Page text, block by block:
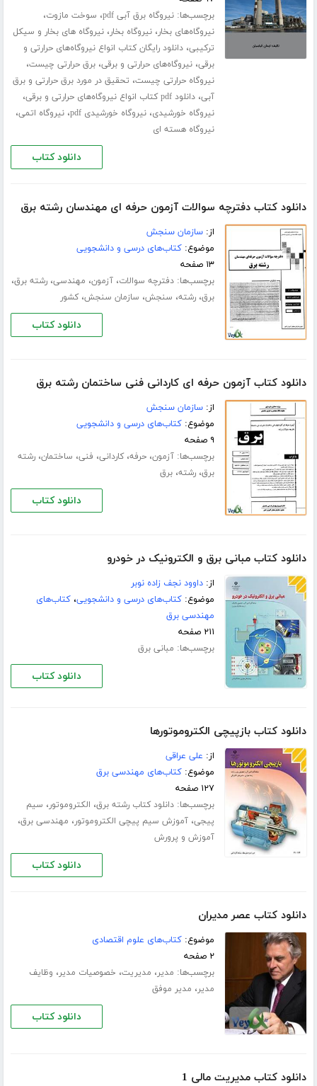
برچسب‌ها:نیروگاه برق آبی pdf ، سوخت مازوت،
نیروگاه‌های بخار،نیروگاه بخار،نیروگاه های بخار و سیکل
ترکیبی،دانلود رایگان کتاب انواع نیروگاه‌های حرارتی و
برقی،نیروگاه‌های حرارتی و برقی،برق حرارتی چیست،
نیروگاه حرارتی چیست، تحقیق در مورد برق حرارتی و برق
آبی،دانلود pdf کتاب انواع نیروگاه‌های حرارتی و برقی ،
نیروگاه خورشیدی،نیروگاه خورشیدی pdf ،نیروگاه اتمی،
نیروگاه هسته ای
دانلود کتاب
دانلود کتاب دفترچه سوالات آزمون حرفه ای مهندسان رشته برق
از:سازمان سنجش
موضوع:کتاب‌های درسی و دانشجویی
۱۳ صفحه
برچسب‌ها:دفترچه سوالات،آزمون، مهندسی،رشته برق،
برق،رشته، سنجش، سازمان سنجش،کشور
دانلود کتاب
دانلود کتاب آزمون حرفه ای کاردانی فنی ساختمان رشته برق
از:سازمان سنجش
موضوع:کتاب‌های درسی و دانشجویی
۹ صفحه
برچسب‌ها:آزمون،حرفه،کاردانی، فنی، ساختمان،رشته
برق،رشته،برق
دانلود کتاب
دانلود کتاب مبانی برق و الکترونیک در خودرو
از:داوود نجف زاده نوبر
موضوع:کتاب‌های درسی و دانشجویی،کتاب‌های
مهندسی برق
۲۱۱ صفحه
برچسب‌ها: مبانی برق
دانلود کتاب
دانلود کتاب بازپیچی الکتروموتورها
از: على عراقى
موضوع:کتاب‌های مهندسی برق
۱۲۷ صفحه
برچسب‌ها:دانلود کتاب رشته برق، الکتروموتور، سیم
پیجی،آموزش سیم پیچی الکتروموتور، مهندسی برق،
آموزش و پرورش
دانلود کتاب
دانلود کتاب عصر مدیران
موضوع:کتاب‌های علوم اقتصادی
۲ صفحه
برچسب‌ها: مدیر، مدیریت، خصوصیات مدیر، وظایف
مدیر، مدیر موفق
دانلود کتاب
دانلود کتاب مدیریت مالی 1